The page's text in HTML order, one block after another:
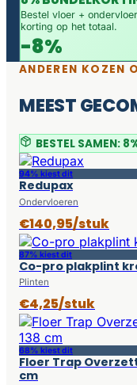
Bestel vloer +
korting op het totaal.
-8%
ANDEREN KOZEN
MEEST
BESTEL SAMEN:
94% kiest dit
Redupax
Ondervloeren
€140,95/stuk
87% kiest dit
Co-pro plakplint
Plinten
€4,25/stuk
68% kiest dit
Floer Trap
cm